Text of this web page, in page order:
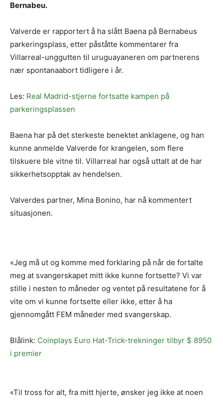
Bernabeu.
Valverde er rapportert å ha slått Baena på Bernabeus
parkeringsplass, etter påståtte kommentarer fra
Villarreal-unggutten til uruguayaneren om partnerens
nær spontanaabort tidligere i år.
Les: Real Madrid-stjerne fortsatte kampen på
parkeringsplassen
Baena har på det sterkeste benektet anklagene, og han
kunne anmelde Valverde for krangelen, som flere
tilskuere ble vitne til. Villarreal har også uttalt at de har
sikkerhetsopptak av hendelsen.
Valverdes partner, Mina Bonino, har nå kommentert
situasjonen.
«Jeg må ut og komme med forklaring på når de fortalte
meg at svangerskapet mitt ikke kunne fortsette? Vi var
stille i nesten to måneder og ventet på resultatene for å
vite om vi kunne fortsette eller ikke, etter å ha
gjennomgått FEM måneder med svangerskap.
Blålink: Coinplays Euro Hat-Trick-trekninger tilbyr $ 8950
i premier
«Til tross for alt, fra mitt hjerte, ønsker jeg ikke at noen